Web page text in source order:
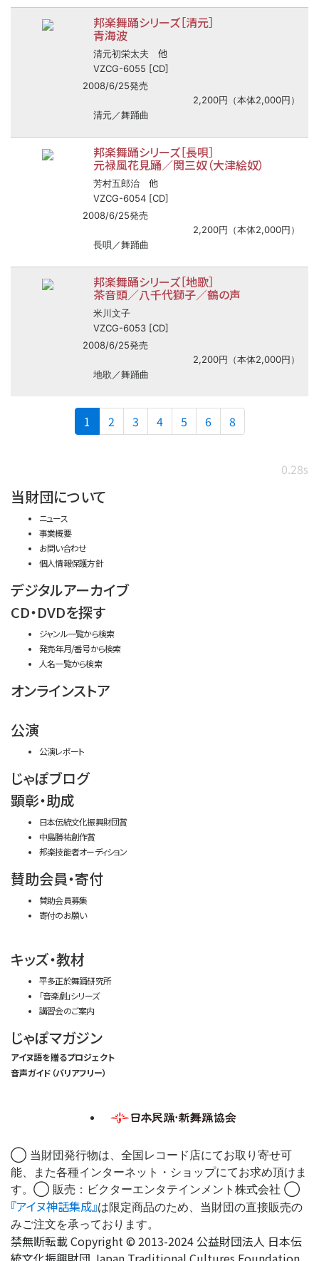
邦楽舞踊シリーズ［清元］
青海波
清元初栄太夫 他
VZCG-6055 [CD]
2008/6/25発売
2,200円（本体2,000円）
清元／舞踊曲
邦楽舞踊シリーズ［長唄］
元禄風花見踊／関三奴（大津絵奴）
芳村五郎治 他
VZCG-6054 [CD]
2008/6/25発売
2,200円（本体2,000円）
長唄／舞踊曲
邦楽舞踊シリーズ［地歌］
茶音頭／八千代獅子／鶴の声
米川文子
VZCG-6053 [CD]
2008/6/25発売
2,200円（本体2,000円）
地歌／舞踊曲
1 (current)
2 3 4 5 6 8
0.28s
当財団について
ニュース
事業概要
お問い合わせ
個人情報保護方針
デジタルアーカイブ
CD・DVDを探す
ジャンル一覧から検索
発売年月/番号から検索
人名一覧から検索
オンラインストア
公演
公演レポート
じゃぽブログ
顕彰・助成
日本伝統文化振興財団賞
中島勝祐創作賞
邦楽技能者オーディション
賛助会員・寄付
賛助会員募集
寄付のお願い
キッズ・教材
平多正於舞踊研究所
「音楽劇」シリーズ
講習会のご案内
じゃぽマガジン
アイヌ語を贈るプロジェクト
音声ガイド（バリアフリー）
◯ 当財団発行物は、全国レコード店にてお取り寄せ可
能、また各種インターネット・ショップにてお求め頂けま
す。◯ 販売：ビクターエンタテインメント株式会社 ◯
『アイヌ神話集成』は限定商品のため、当財団の直接販売の
みご注文を承っております。
禁無断転載 Copyright © 2013-2024 公益財団法人 日本伝